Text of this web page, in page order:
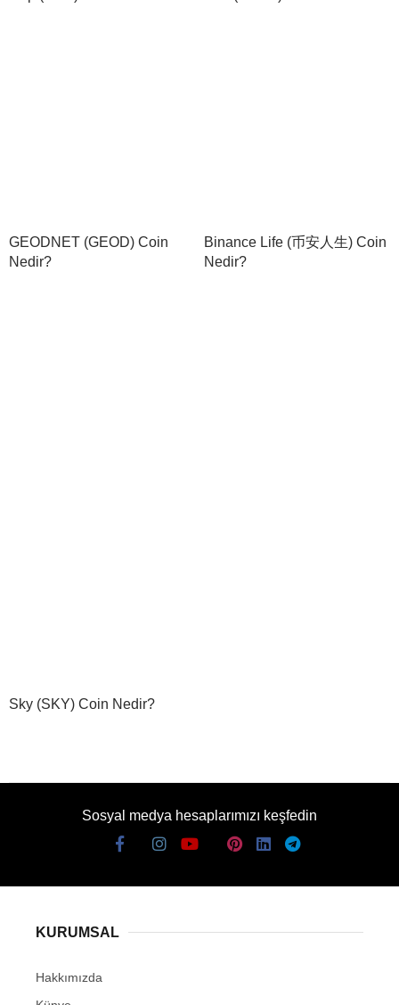
GEODNET (GEOD) Coin
Nedir?
Binance Life (币安人生) Coin
Nedir?
Sky (SKY) Coin Nedir?
Sosyal medya hesaplarımızı keşfedin
KURUMSAL
Hakkımızda